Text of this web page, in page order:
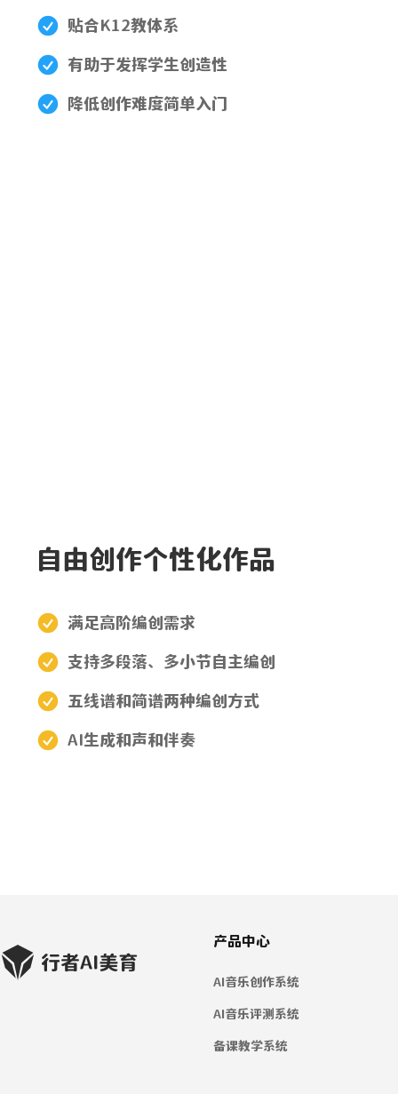
贴合K12教体系
有助于发挥学生创造性
降低创作难度简单入门
自由创作个性化作品
满足高阶编创需求
支持多段落、多小节自主编创
五线谱和简谱两种编创方式
AI生成和声和伴奏
产品中心
AI音乐创作系统
AI音乐评测系统
备课教学系统